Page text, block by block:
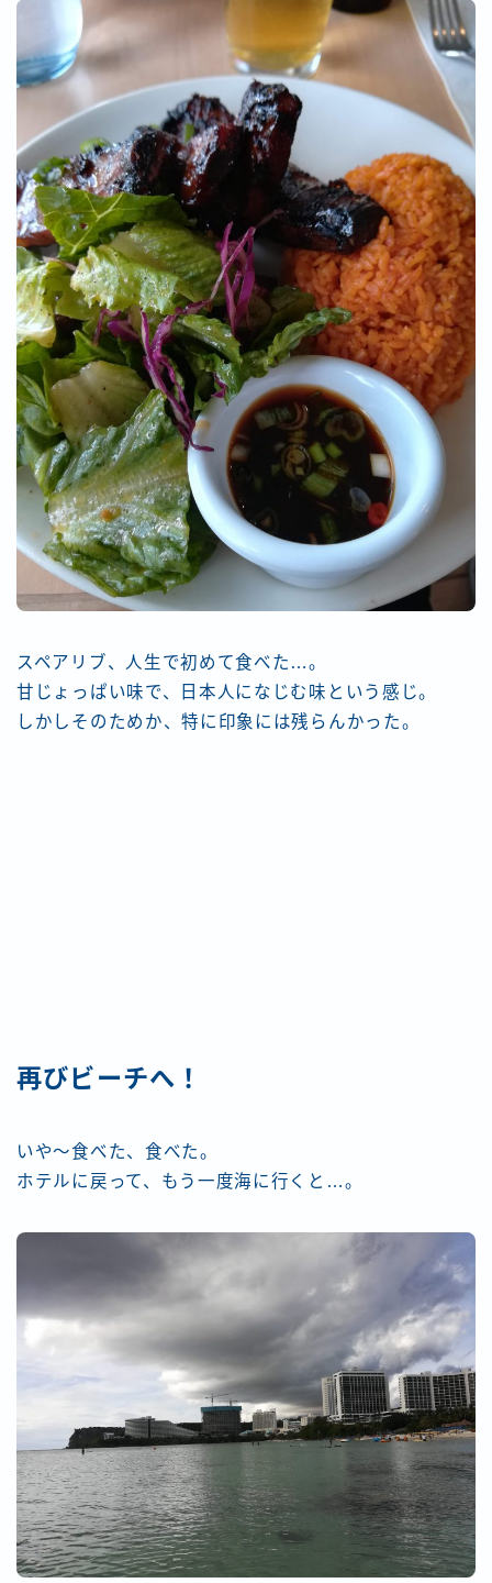
スペアリブ、人生で初めて食べた…。
甘じょっぱい味で、日本人になじむ味という感じ。
しかしそのためか、特に印象には残らんかった。
再びビーチへ！
いや～食べた、食べた。
ホテルに戻って、もう一度海に行くと…。